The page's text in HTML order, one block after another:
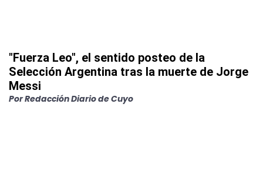
"Fuerza Leo", el sentido posteo de la
Selección Argentina tras la muerte de Jorge
Messi
PorRedacción Diario de Cuyo